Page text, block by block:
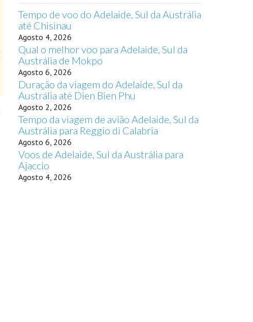
Tempo de voo do Adelaide, Sul da Austrália
até Chisinau
Agosto 4, 2026
Qual o melhor voo para Adelaide, Sul da
Austrália de Mokpo
Agosto 6, 2026
Duração da viagem do Adelaide, Sul da
Austrália até Dien Bien Phu
Agosto 2, 2026
Tempo da viagem de avião Adelaide, Sul da
Austrália para Reggio di Calabria
Agosto 6, 2026
Voos de Adelaide, Sul da Austrália para
Ajaccio
Agosto 4, 2026